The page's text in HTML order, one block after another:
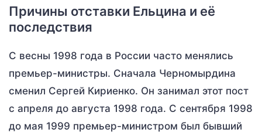
Причины отставки Ельцина и её
последствия
С весны 1998 года в России часто менялись
премьер-министры. Сначала Черномырдина
сменил Сергей Кириенко. Он занимал этот пост
с апреля до августа 1998 года. С сентября 1998
до мая 1999 премьер-министром был бывший